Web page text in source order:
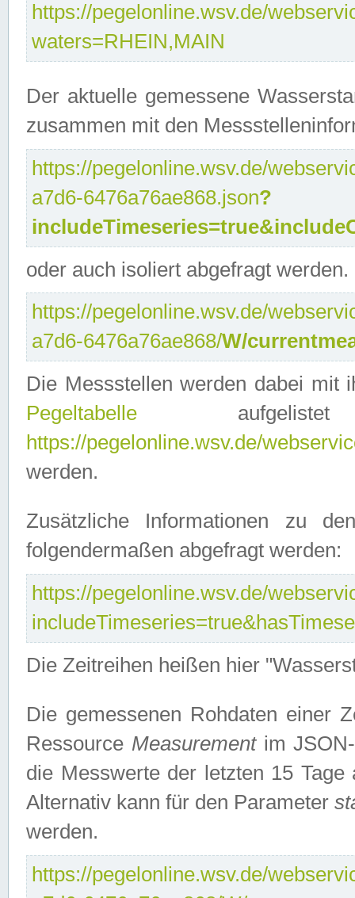
https://pegelonline.wsv.de/
waters=RHEIN,MAIN
Der aktuelle gemessene
zusammen mit den
https://pegelonline.wsv.de/
a7d6-6476a76ae868.json?
oder auch isoliert abgefragt werden.
https://pegelonline.wsv.de/
a7d6-6476a76ae868/W/
Die Messstellen werden dabei mit
Pegeltabelle
https://pegelonline.wsv.de/
werden.
Zusätzliche Informationen zu
folgendermaßen abgefragt werden:
https://pegelonline.wsv.de/
Die Zeitreihen heißen hier
Die gemessenen Rohdaten einer
Ressource Measurementim JSON-
die Messwerte der letzten 15
Alternativ kann für den Parameter
werden.
https://pegelonline.wsv.de/